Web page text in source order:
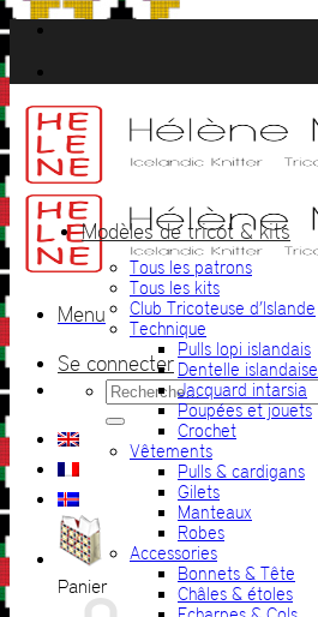
Passer
au
contenu
Menu
Se connecter
Recherche
pour :
Panier
Modèles de tricot & kits
Tous les patrons
Tous les kits
Club Tricoteuse d’Islande
Technique
Pulls lopi islandais
Dentelle islandaise
Jacquard intarsia
Poupées et jouets
Crochet
Vêtements
Pulls & cardigans
Gilets
Manteaux
Robes
Accessories
Bonnets & Tête
Châles & étoles